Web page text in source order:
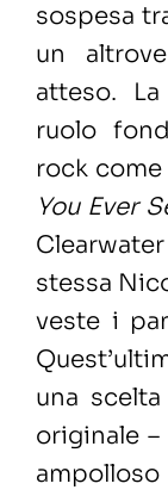
sospesa
un
atteso.
ruolo
rock
You Ever
stessa
veste i
una
originale